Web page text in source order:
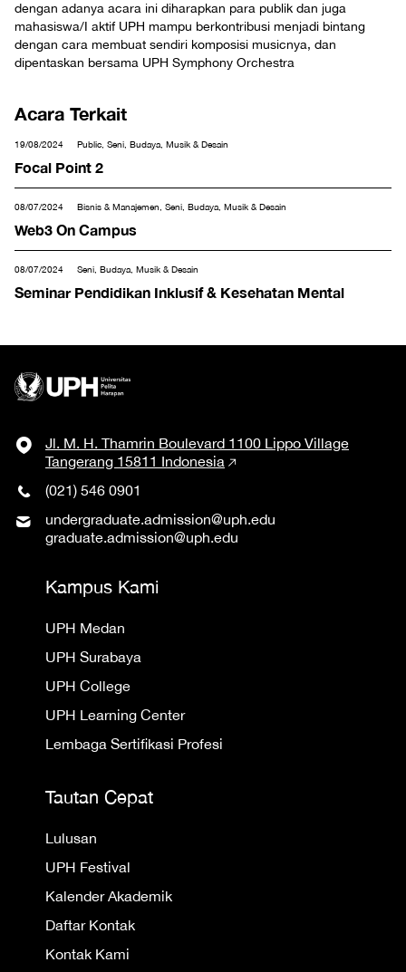
dengan adanya acara ini diharapkan para publik dan juga
mahasiswa/I aktif UPH mampu berkontribusi menjadi bintang
dengan cara membuat sendiri komposisi musicnya, dan
dipentaskan bersama UPH Symphony Orchestra
Acara Terkait
19/08/2024 Public, Seni, Budaya, Musik & Desain
Focal Point 2
08/07/2024 Bisnis & Manajemen, Seni, Budaya, Musik & Desain
Web3 On Campus
08/07/2024 Seni, Budaya, Musik & Desain
Seminar Pendidikan Inklusif & Kesehatan Mental
Jl. M. H. Thamrin Boulevard 1100 Lippo Village
Tangerang 15811 Indonesia
(021) 546 0901
undergraduate.admission@uph.edu
graduate.admission@uph.edu
Kampus Kami
UPH Medan
UPH Surabaya
UPH College
UPH Learning Center
Lembaga Sertifikasi Profesi
Tautan Cepat
Lulusan
UPH Festival
Kalender Akademik
Daftar Kontak
Kontak Kami